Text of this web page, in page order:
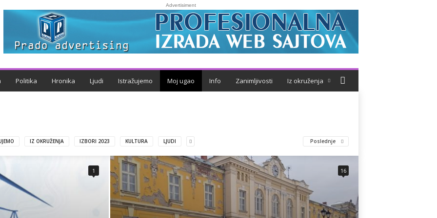
Advertisiment
Politika Hronika Ljudi Istražujemo Moj ugao Info Zanimljivosti Iz okruženja
IZ OKRUŽENJA IZBORI 2023 KULTURA LJUDI Poslednje
1 16